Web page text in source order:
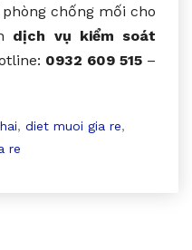
chống mối cho
dịch vụ kiểm soát
0932 609 515 –
, diet muoi gia re,
re